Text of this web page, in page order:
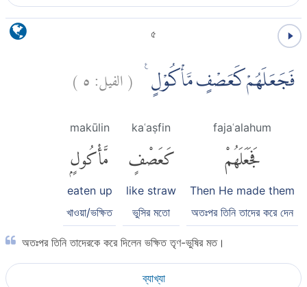
৫
فَجَعَلَهُمْ كَعَصْفٍ مَّأْكُوْلٍ ࣖ (الفيل:٥)
fajaʿalahum
فَجَعَلَهُمْ
Then He made them
অতঃপর তিনি তাদের করে দেন
kaʿaṣfin
كَعَصْفٍ
like straw
ভুসির মতো
makūlin
مَّأْكُولٍۭ
eaten up
খাওয়া/ভক্ষিত
অতঃপর তিনি তাদেরকে করে দিলেন ভক্ষিত তৃণ-ভুষির মত।
ব্যাখ্যা